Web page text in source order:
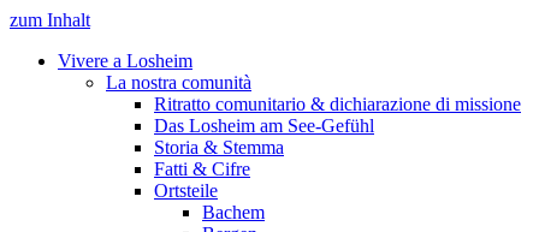
zum Inhalt
Vivere a Losheim
La nostra comunità
Ritratto comunitario & dichiarazione di missione
Das Losheim am See-Gefühl
Storia & Stemma
Fatti & Cifre
Ortsteile
Bachem